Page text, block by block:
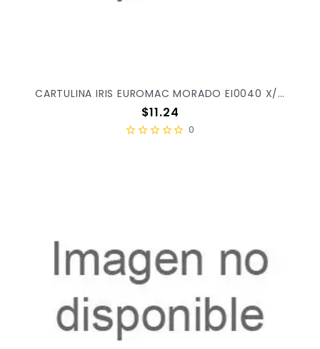
CARTULINA IRIS EUROMAC MORADO EI0040 X/100
Precio
$11.24
0